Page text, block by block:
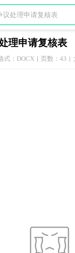
理申请复核表
式：DOCX 页数：43